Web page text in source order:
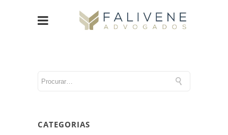
CATEGORIAS